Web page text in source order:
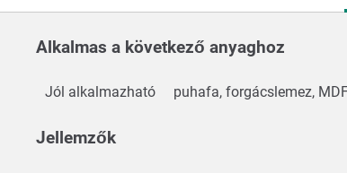
Alkalmas a következő anyaghoz
Jól alkalmazható puhafa, forgácslemez,
Jellemzők